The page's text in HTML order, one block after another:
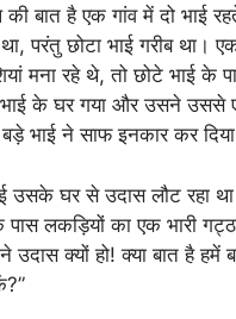
की बात है एक गांव में दो भाई
परंतु छोटा भाई गरीब था।
मना रहे थे, तो छोटे भाई के
के घर गया और उसने उससे
बड़े भाई ने साफ इनकार कर
उसके घर से उदास लौट रहा था
पास लकड़ियों का एक भारी
उदास क्यों हो! क्या बात है